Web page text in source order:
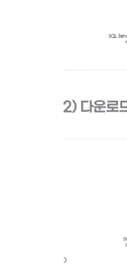
2) 다운로